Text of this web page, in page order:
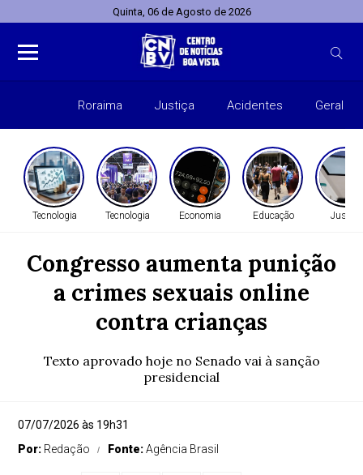
Quinta, 06 de Agosto de 2026
Roraima Justiça Acidentes Geral
Tecnologia Tecnologia Economia Educação Justiça
Congresso aumenta punição
a crimes sexuais online
contra crianças
Texto aprovado hoje no Senado vai à sanção
presidencial
07/07/2026 às 19h31
Por: Redação Fonte:Agência Brasil